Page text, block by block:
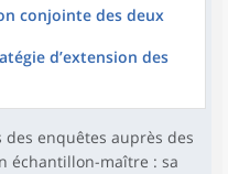
conjointe des deux
d’extension des
enquêtes auprès des
échantillon-maître : sa